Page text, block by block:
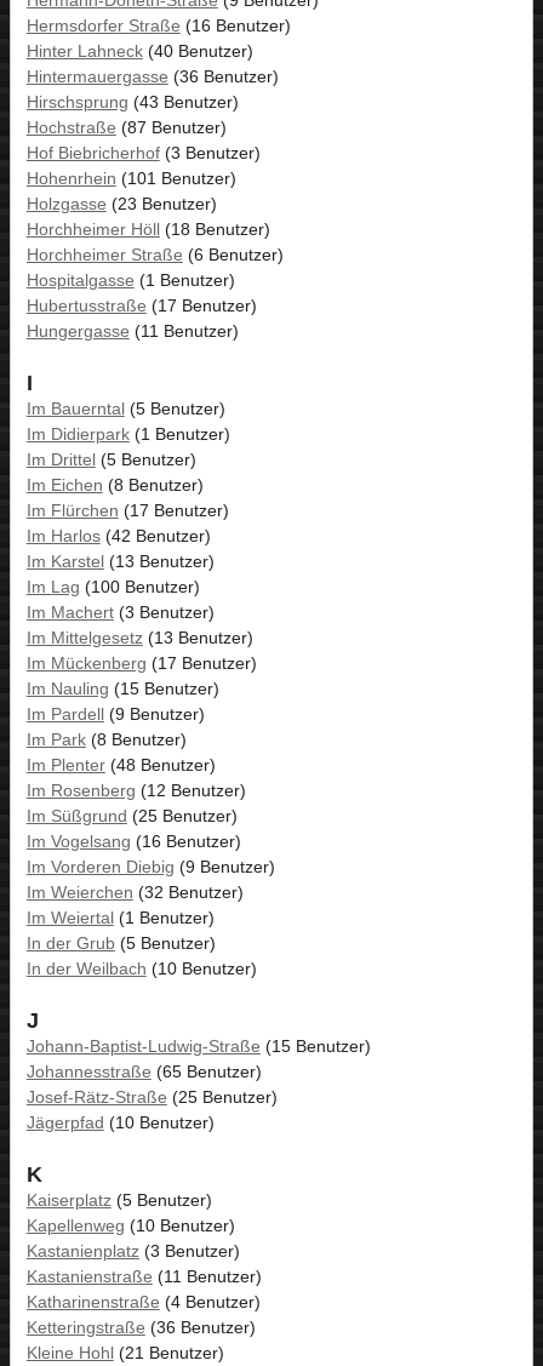
Hermsdorfer Straße (16 Benutzer)
Hinter Lahneck(40 Benutzer)
Hintermauergasse (36 Benutzer)
Hirschsprung (43 Benutzer)
Hochstraße (87 Benutzer)
Hof Biebricherhof(3 Benutzer)
Hohenrhein (101 Benutzer)
Holzgasse (23 Benutzer)
Horchheimer Höll(18 Benutzer)
Horchheimer Straße (6 Benutzer)
Hospitalgasse (1 Benutzer)
Hubertusstraße (17 Benutzer)
Hungergasse (11 Benutzer)
I
Im Bauerntal(5 Benutzer)
Im Didierpark(1 Benutzer)
Im Drittel(5 Benutzer)
Im Eichen (8 Benutzer)
Im Flürchen (17 Benutzer)
Im Harlos(42 Benutzer)
Im Karstel(13 Benutzer)
Im Lag (100 Benutzer)
Im Machert(3 Benutzer)
Im Mittelgesetz(13 Benutzer)
Im Mückenberg (17 Benutzer)
Im Nauling (15 Benutzer)
Im Pardell(9 Benutzer)
Im Park(8 Benutzer)
Im Plenter(48 Benutzer)
Im Rosenberg (12 Benutzer)
Im Süßgrund (25 Benutzer)
Im Vogelsang (16 Benutzer)
Im Vorderen Diebig (9 Benutzer)
Im Weierchen (32 Benutzer)
Im Weiertal(1 Benutzer)
In der Grub(5 Benutzer)
In der Weilbach (10 Benutzer)
J
Johann-Baptist-Ludwig-Straße (15 Benutzer)
Johannesstraße (65 Benutzer)
Josef-Rätz-Straße (25 Benutzer)
Jägerpfad (10 Benutzer)
K
Kaiserplatz(5 Benutzer)
Kapellenweg (10 Benutzer)
Kastanienplatz(3 Benutzer)
Kastanienstraße (11 Benutzer)
Katharinenstraße (4 Benutzer)
Ketteringstraße (36 Benutzer)
Kleine Hohl(21 Benutzer)